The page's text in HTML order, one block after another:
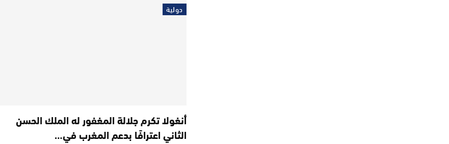
دولية
أنغولا تكرم جلالة المغفور له الملك الحسن
الثاني اعترافًا بدعم المغرب في…